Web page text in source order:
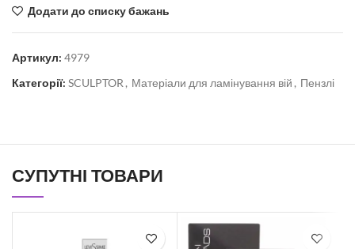
Додати до списку бажань
Артикул: 4979
Категорії: SCULPTOR , Матеріали для ламінування вій , Пензлі
СУПУТНІ ТОВАРИ